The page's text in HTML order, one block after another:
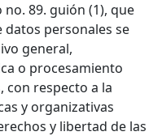
89. guión (1), que
personales se
general,
o procesamiento
con respecto a la
y organizativas
y libertad de las